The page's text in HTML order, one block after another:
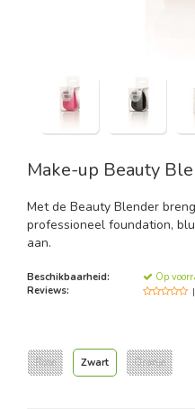
Make-up Beauty
Met de Beauty Blender
professioneel foundation,
aan.
Beschikbaarheid:
Op
Reviews:
Roze Zwart Oranje